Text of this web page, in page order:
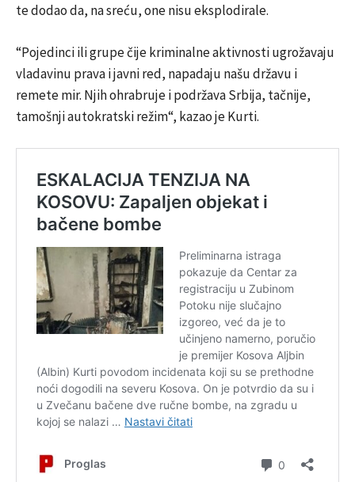
te dodao da, na sreću, one nisu eksplodirale.
“Pojedinci ili grupe čije kriminalne aktivnosti ugrožavaju
vladavinu prava i javni red, napadaju našu državu i
remete mir. Njih ohrabruje i podržava Srbija, tačnije,
tamošnji autokratski režim“, kazao je Kurti.